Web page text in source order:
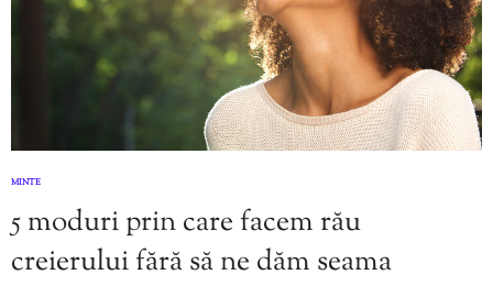
MINTE
5 moduri prin care facem rău
creierului fără să ne dăm seama